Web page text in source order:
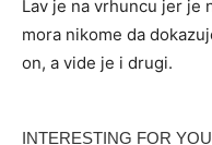
Lav je na vrhuncu jer je
mora nikome da
on, a vide je i drugi.